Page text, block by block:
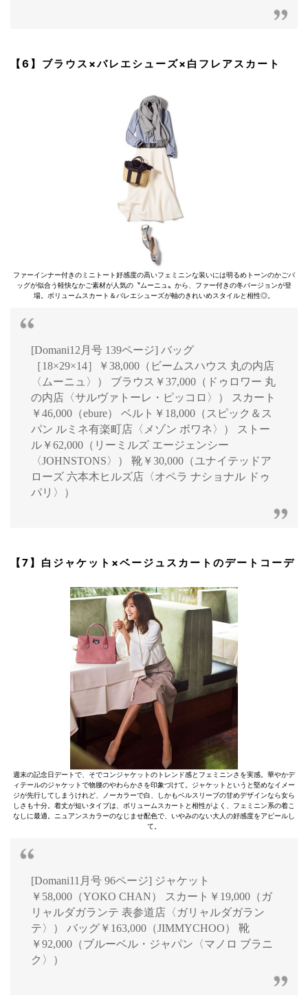
【6】ブラウス×バレエシューズ×白フレアスカート
ファーインナー付きのミニトート好感度の高いフェミニンな装いには明るめトーンのかごバ
ッグが似合う軽快なかご素材が人気の〝ムーニュ〟から、ファー付きの冬バージョンが登
場。ボリュームスカート＆バレエシューズが軸のきれいめスタイルと相性◎。
[Domani12月号 139ページ] バッグ
［18×29×14］￥38,000（ビームスハウス 丸の内店
〈ムーニュ〉） ブラウス￥37,000（ドゥロワー 丸
の内店〈サルヴァトーレ・ピッコロ〉） スカート
￥46,000（ebure） ベルト￥18,000（スピック＆ス
パン ルミネ有楽町店〈メゾン ボワネ〉） ストー
ル￥62,000（リーミルズ エージェンシー
〈JOHNSTONS〉） 靴￥30,000（ユナイテッドア
ローズ 六本木ヒルズ店〈オペラ ナショナル ドゥ
パリ〉）
【7】白ジャケット×ベージュスカートのデートコーデ
週末の記念日デートで、そでコンジャケットのトレンド感とフェミニンさを実感。華やかデ
ィテールのジャケットで物腰のやわらかさを印象づけて。ジャケットというと堅めなイメー
ジが先行してしまうけれど、ノーカラーで白、しかもベルスリーブの甘めデザインなら女ら
しさも十分。着丈が短いタイプは、ボリュームスカートと相性がよく、フェミニン系の着こ
なしに最適。ニュアンスカラーのなじませ配色で、いやみのない大人の好感度をアピールし
て。
[Domani11月号 96ページ] ジャケット
￥58,000（YOKO CHAN） スカート￥19,000（ガ
リャルダガランテ 表参道店〈ガリャルダガラン
テ〉） バッグ￥163,000（JIMMYCHOO） 靴
￥92,000（ブルーベル・ジャパン〈マノロ ブラニ
ク〉）